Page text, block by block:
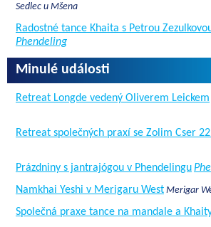
Sedlec u Mšena
Radostné tance Khaita s Petrou
Phendeling
Minulé události
Retreat Longde vedený Oliverem Leickem
Retreat společných praxí se Zolim Cser
Prázdniny s jantrajógou v Phendelingu
Namkhai Yeshi v Merigaru West Merigar
Společná praxe tance na mandale a